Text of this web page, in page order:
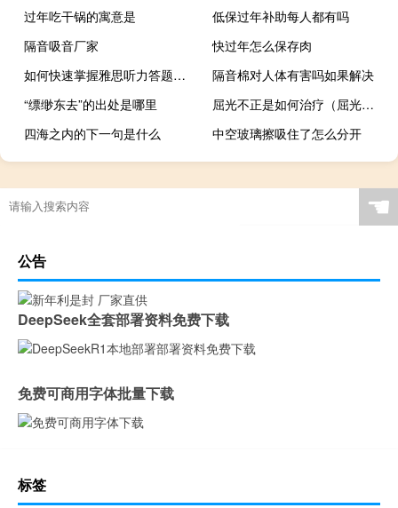
过年吃干锅的寓意是
低保过年补助每人都有吗
隔音吸音厂家
快过年怎么保存肉
如何快速掌握雅思听力答题技巧
隔音棉对人体有害吗如果解决
“缥缈东去”的出处是哪里
屈光不正是如何治疗（屈光不正怎样治疗）
四海之内的下一句是什么
中空玻璃擦吸住了怎么分开
☚
公告
DeepSeek全套部署资料免费下载
免费可商用字体批量下载
标签